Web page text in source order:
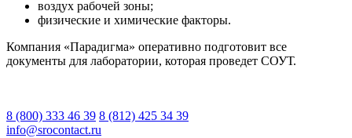
воздух рабочей зоны;
физические и химические факторы.
Компания «Парадигма» оперативно подготовит все
документы для лаборатории, которая проведет СОУТ.
8 (800) 333 46 39 8 (812) 425 34 39
info@srocontact.ru